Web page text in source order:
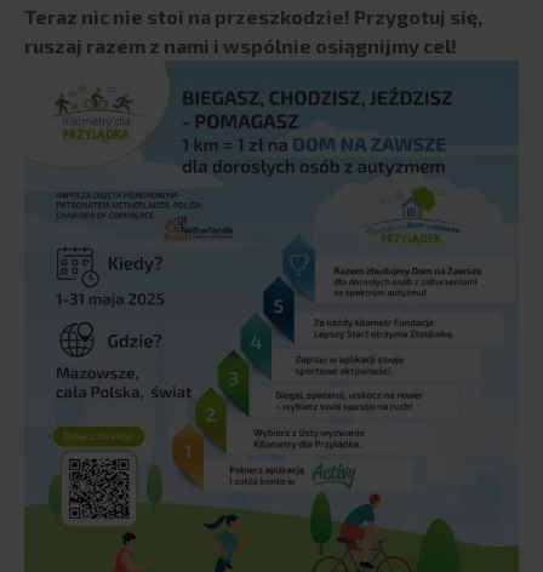
Encyklopedia
Współpraca z uczelniami
BLOG
KARIERA
KONTAKT
Teraz nic nie stoi na przeszkodzie! Przygotuj się,
ruszaj razem z nami i wspólnie osiągnijmy cel!